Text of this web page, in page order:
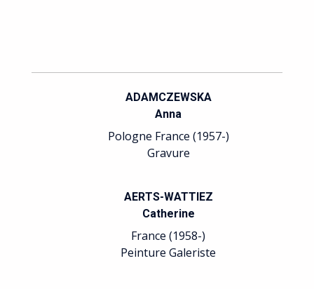
ADAMCZEWSKA
Anna
Pologne France (1957-)
Gravure
AERTS-WATTIEZ
Catherine
France (1958-)
Peinture Galeriste